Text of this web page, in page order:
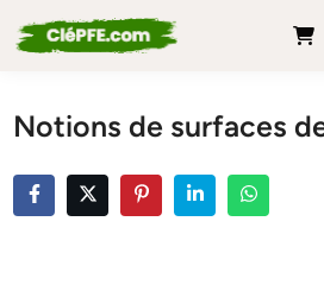
to
Notions de surfaces